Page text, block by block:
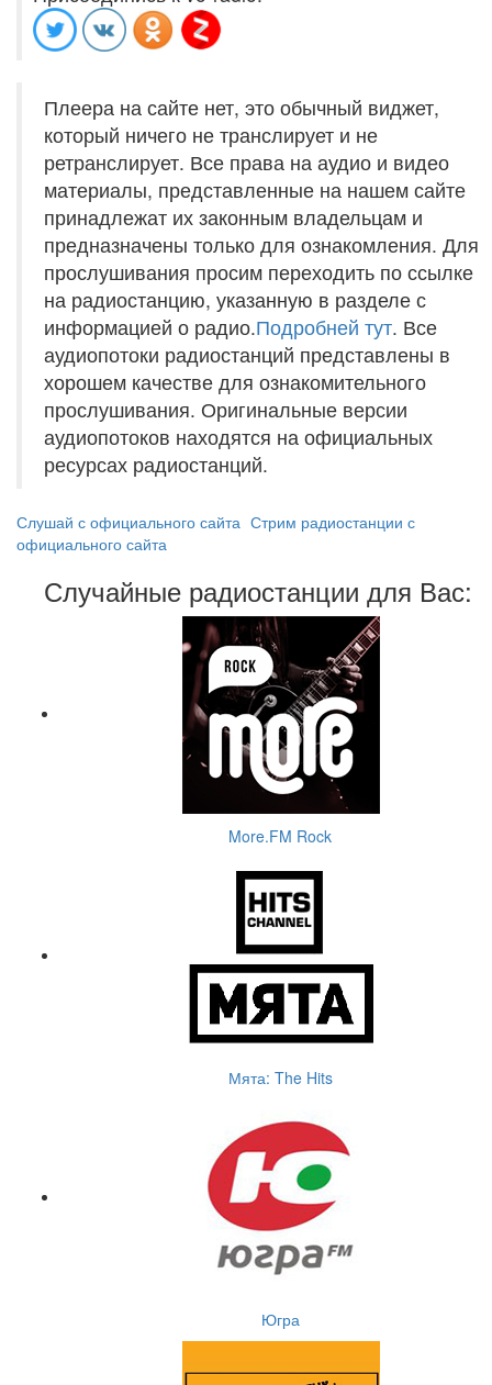
Плеера на сайте нет, это обычный виджет,
который ничего не транслирует и не
ретранслирует. Все права на аудио и видео
материалы, представленные на нашем сайте
принадлежат их законным владельцам и
предназначены только для ознакомления. Для
прослушивания просим переходить по ссылке
на радиостанцию, указанную в разделе с
информацией о радио.Подробней тут. Все
аудиопотоки радиостанций представлены в
хорошем качестве для ознакомительного
прослушивания. Оригинальные версии
аудиопотоков находятся на официальных
ресурсах радиостанций.
Слушай с официального сайта Стрим радиостанции с
официального сайта
Случайные радиостанции для Вас:
More.FM Rock
Мята: The Hits
Югра